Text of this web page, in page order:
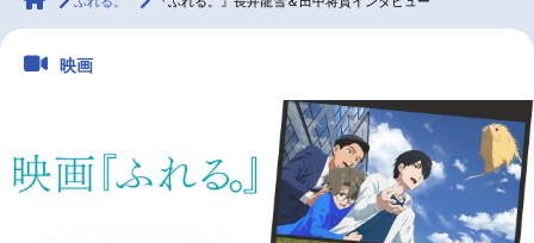
2.5次元 配信・Vtuber トレンド 無料マンガ
映画